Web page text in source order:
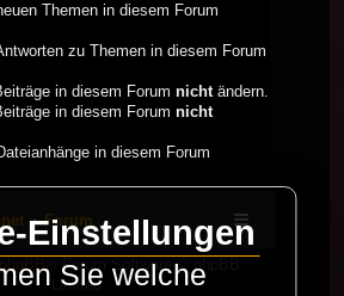
Themen in diesem Forum
zu Themen in diesem Forum
in diesem Forum nichtändern.
in diesem Forum nicht
in diesem Forum
Forum
phpBB
® Forum Software © phpBB
Limited
Einstellungen
Sie welche